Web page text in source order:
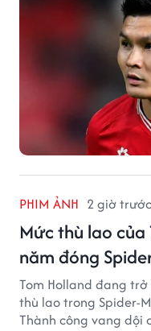
PHIM ẢNH 2 giờ trước
Mức thù lao của
năm đóng
Tom Holland đang
thù lao trong Spider-
Thành công vang dội